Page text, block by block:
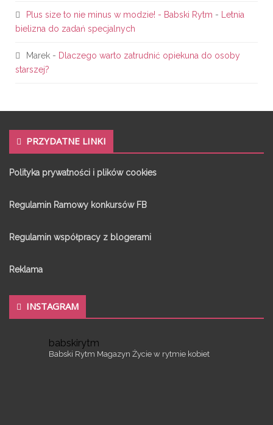
Plus size to nie minus w modzie! - Babski Rytm -
Letnia
bielizna do zadań specjalnych
Marek - Dlaczego warto zatrudnić opiekuna do osoby
starszej?
PRZYDATNE LINKI
Polityka prywatności i plików cookies
Regulamin Ramowy konkursów FB
Regulamin współpracy z blogerami
Reklama
INSTAGRAM
babskirytm
Babski Rytm Magazyn Życie w rytmie kobiet